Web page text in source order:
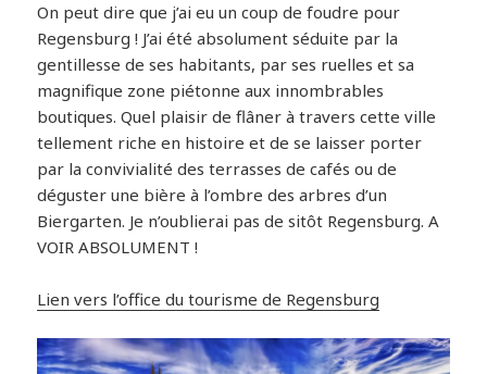
On peut dire que j’ai eu un coup de foudre pour
Regensburg ! J’ai été absolument séduite par la
gentillesse de ses habitants, par ses ruelles et sa
magnifique zone piétonne aux innombrables
boutiques. Quel plaisir de flâner à travers cette ville
tellement riche en histoire et de se laisser porter
par la convivialité des terrasses de cafés ou de
déguster une bière à l’ombre des arbres d’un
Biergarten. Je n’oublierai pas de sitôt Regensburg. A
VOIR ABSOLUMENT !
Lien vers l’office du tourisme de Regensburg